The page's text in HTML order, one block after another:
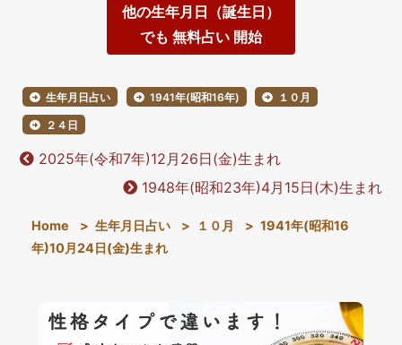
他の生年月日（誕生日）
でも 無料占い 開始
生年月日占い 1941年(昭和16年) １０月
２４日
2025年(令和7年)12月26日(金)生まれ
1948年(昭和23年)4月15日(木)生まれ
Home > 生年月日占い > １０月 > 1941年(昭和16
年)10月24日(金)生まれ